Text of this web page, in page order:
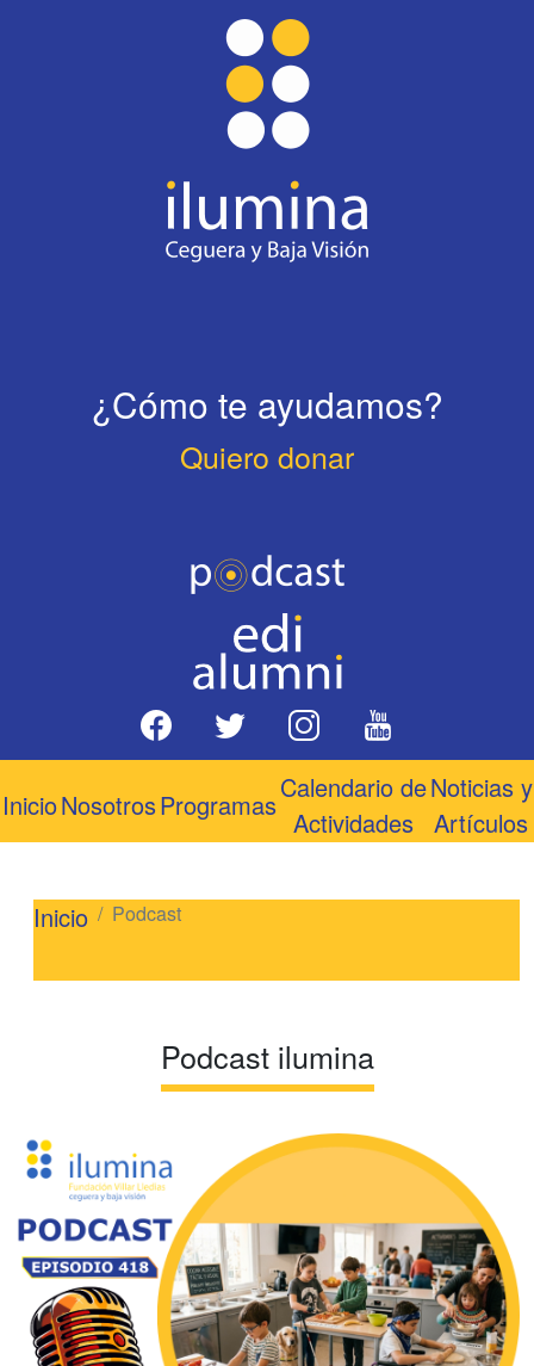
¿Cómo te ayudamos?
Quiero donar
InicioNosotrosProgramas
Calendario de
Actividades
Noticias y
Artículos
Inicio Podcast
Podcast ilumina